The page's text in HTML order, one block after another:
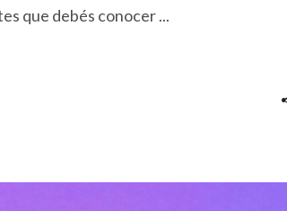
que debés conocer